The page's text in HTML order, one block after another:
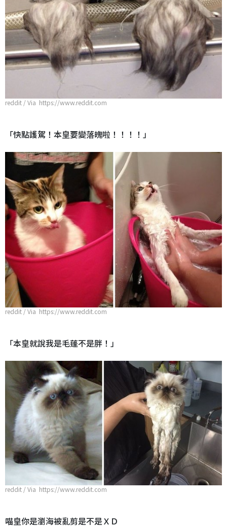
reddit / Via https://www.reddit.com
「快點護駕！本皇要變落魄啦！！！！」
reddit / Via https://www.reddit.com
「本皇就說我是毛蓬不是胖！」
reddit / Via https://www.reddit.com
喵皇你是瀏海被亂剪是不是ＸＤ